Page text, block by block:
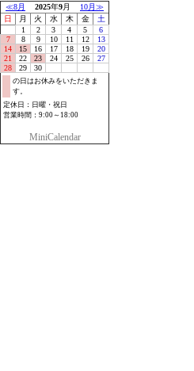
≪8月 2025年9月 10月≫
日
月 火 水 木 金
土
1
2 3 4 5
6
7
8 9 10 11 12
13
14
15 16 17 18 19
20
21
22 23 24 25 26
27
28
29 30
の日はお休みをいただきま
す。
定休日：日曜・祝日
営業時間：9:00～18:00
MiniCalendar